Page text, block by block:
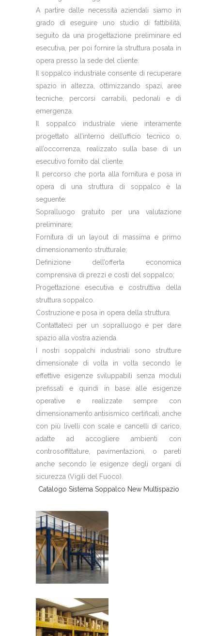
A partire dalle necessità aziendali siamo in
grado di eseguire uno studio di fattibilità,
seguito da una progettazione preliminare ed
esecutiva, per poi fornire la struttura posata in
opera presso la sede del cliente.
Il soppalco industriale consente di recuperare
spazio in altezza, ottimizzando spazi, aree
tecniche, percorsi carrabili, pedonali e di
emergenza.
Il soppalco industriale viene interamente
progettato all’interno dell’ufficio tecnico o,
all’occorrenza, realizzato sulla base di un
esecutivo fornito dal cliente.
Il percorso che porta alla fornitura e posa in
opera di una struttura di soppalco è la
seguente:
Sopralluogo gratuito per una valutazione
preliminare;
Fornitura di un layout di massima e primo
dimensionamento strutturale;
Definizione dell’offerta economica
comprensiva di prezzi e costi del soppalco;
Progettazione esecutiva e costruttiva della
struttura soppalco.
Costruzione e posa in opera della struttura.
Contattateci per un sopralluogo e per dare
spazio alla vostra azienda.
I nostri soppalchi industriali sono strutture
dimensionate di volta in volta secondo le
effettive esigenze sviluppabili senza moduli
prefissati e quindi in base alle esigenze
operative e realizzate sempre con
dimensionamento antisismico certificati, anche
con più livelli con scale e cancelli di carico,
adatte ad accogliere ambienti con
controsoffittature, pavimentazioni, o pareti
anche secondo le esigenze degli organi di
sicurezza (Vigili del Fuoco).
Catalogo Sistema Soppalco New Multispazio